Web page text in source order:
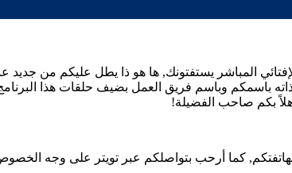
المباشر يستفتونك, ها هو ذا يطل عليكم من جديد
باسمكم وباسم فريق العمل بضيف حلقات هذا
بكم صاحب الفضيلة!
كما أرحب بتواصلكم عبر تويتر على وجه